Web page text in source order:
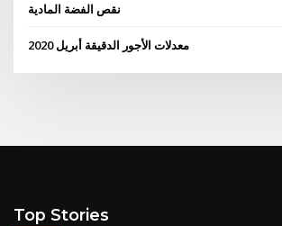
نقص الفضة المادية
معدلات الأجور الدقيقة أبريل 2020
Top Stories